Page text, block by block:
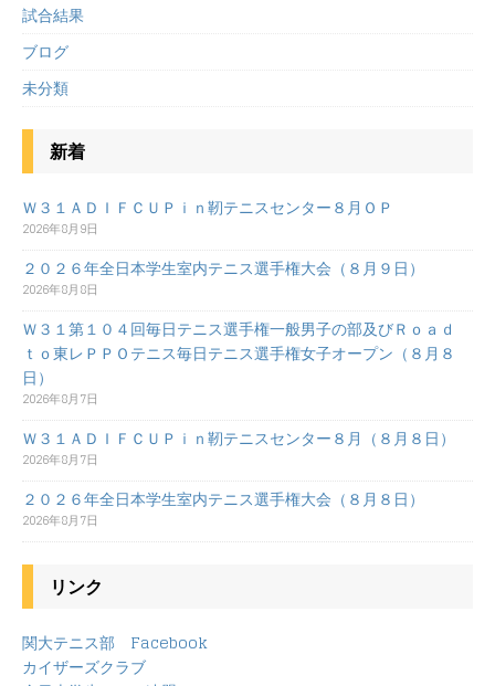
試合結果
ブログ
未分類
新着
Ｗ３１ＡＤＩＦＣＵＰｉｎ靭テニスセンター８月ＯＰ
2026年8月9日
２０２６年全日本学生室内テニス選手権大会（８月９日）
2026年8月8日
Ｗ３１第１０４回毎日テニス選手権一般男子の部及びＲｏａｄ
ｔｏ東レＰＰＯテニス毎日テニス選手権女子オープン（８月８
日）
2026年8月7日
Ｗ３１ＡＤＩＦＣＵＰｉｎ靭テニスセンター８月（８月８日）
2026年8月7日
２０２６年全日本学生室内テニス選手権大会（８月８日）
2026年8月7日
リンク
関大テニス部 Facebook
カイザーズクラブ